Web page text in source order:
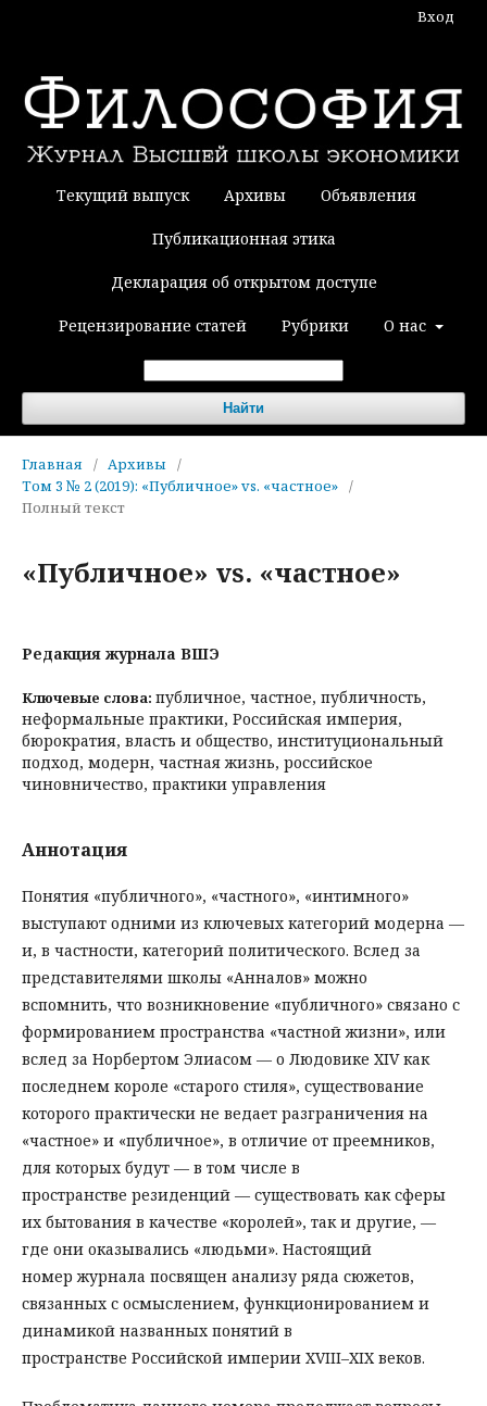
Текущий выпуск Архивы Объявления
Публикационная этика
Декларация об открытом доступе
Рецензирование статей Рубрики О нас
Найти
Вход
Главная / Архивы
/
Том 3 № 2 (2019): «Публичное» vs. «частное» /
Полный текст
«Публичное» vs. «частное»
Редакция журнала ВШЭ
Ключевые слова: публичное, частное, публичность,
неформальные практики, Российская империя,
бюрократия, власть и общество, институциональный
подход, модерн, частная жизнь, российское
чиновничество, практики управления
Аннотация
Понятия «публичного», «частного», «интимного»
выступают одними из ключевых категорий модерна —
и, в частности, категорий политического. Вслед за
представителями школы «Анналов» можно
вспомнить, что возникновение «публичного» связано с
формированием пространства «частной жизни», или
вслед за Норбертом Элиасом — о Людовике XIV как
последнем короле «старого стиля», существование
которого практически не ведает разграничения на
«частное» и «публичное», в отличие от преемников,
для которых будут — в том числе в
пространстве резиденций — существовать как сферы
их бытования в качестве «королей», так и другие, —
где они оказывались «людьми». Настоящий
номер журнала посвящен анализу ряда сюжетов,
связанных с осмыслением, функционированием и
динамикой названных понятий в
пространстве Российской империи XVIII–XIX веков.